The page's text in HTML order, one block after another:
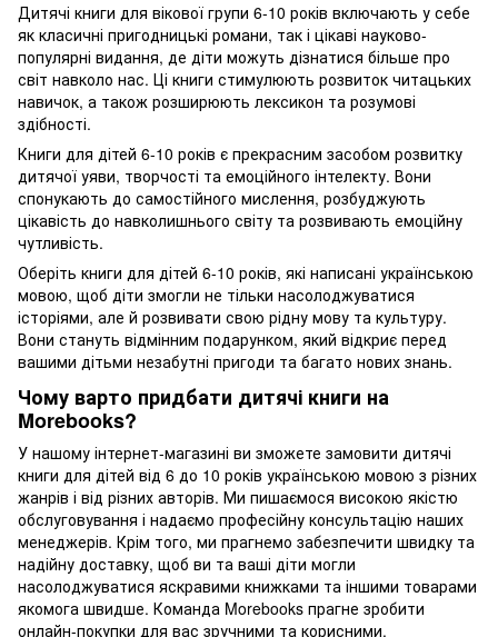
Дитячі книги для вікової групи 6-10 років включають у себе
як класичні пригодницькі романи, так і цікаві науково-
популярні видання, де діти можуть дізнатися більше про
світ навколо нас. Ці книги стимулюють розвиток читацьких
навичок, а також розширюють лексикон та розумові
здібності.
Книги для дітей 6-10 років є прекрасним засобом розвитку
дитячої уяви, творчості та емоційного інтелекту. Вони
спонукають до самостійного мислення, розбуджують
цікавість до навколишнього світу та розвивають емоційну
чутливість.
Оберіть книги для дітей 6-10 років, які написані українською
мовою, щоб діти змогли не тільки насолоджуватися
історіями, але й розвивати свою рідну мову та культуру.
Вони стануть відмінним подарунком, який відкриє перед
вашими дітьми незабутні пригоди та багато нових знань.
Чому варто придбати дитячі книги на
Morebooks?
У нашому інтернет-магазині ви зможете замовити дитячі
книги для дітей від 6 до 10 років українською мовою з різних
жанрів і від різних авторів. Ми пишаємося високою якістю
обслуговування і надаємо професійну консультацію наших
менеджерів. Крім того, ми прагнемо забезпечити швидку та
надійну доставку, щоб ви та ваші діти могли
насолоджуватися яскравими книжками та іншими товарами
якомога швидше. Команда Morebooks прагне зробити
онлайн-покупки для вас зручними та корисними.